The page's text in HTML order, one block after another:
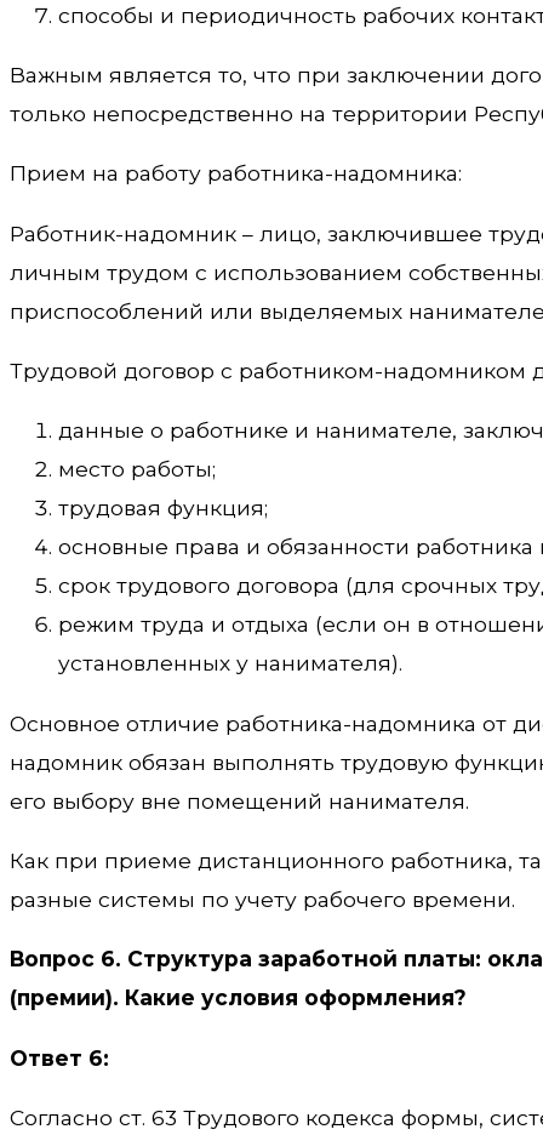
способы и периодичность рабочих
Важным является то, что при заключении
только непосредственно на территории
Прием на работу работника-надомника:
Работник-надомник – лицо, заключившее
личным трудом с использованием
приспособлений или выделяемых
Трудовой договор с работником-надомником
данные о работнике и нанимателе,
место работы;
трудовая функция;
основные права и обязанности
срок трудового договора (для срочных
режим труда и отдыха (если он в
установленных у нанимателя).
Основное отличие работника-надомника от
надомник обязан выполнять трудовую
его выбору вне помещений нанимателя.
Как при приеме дистанционного работника,
разные системы по учету рабочего времени.
Вопрос 6. Структура заработной платы:
(премии). Какие условия оформления?
Ответ 6:
Согласно ст. 63 Трудового кодекса формы,